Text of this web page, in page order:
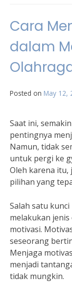
Cara
dalam
Posted on May 12,
Saat ini,
pentingnya
Namun, tidak
untuk pergi ke
Oleh karena itu,
pilihan yang
Salah satu
melakukan
motivasi.
seseorang
Menjaga
menjadi
tidak mungkin.